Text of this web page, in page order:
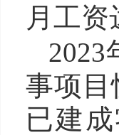
月工
2023
事项目
已建